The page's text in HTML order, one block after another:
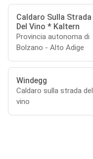
Caldaro Sulla Strada
Del Vino * Kaltern
Provincia autonoma di
Bolzano - Alto Adige
Windegg
Caldaro sulla strada del
vino